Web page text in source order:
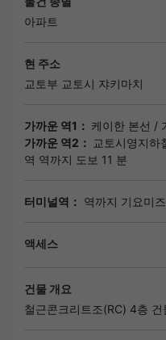
아파트
현 주소
교토부 교토시 쟈키마치
가까운 역1： 케이한 본선 /
가까운 역2： 교토시영지하
역 역까지 도보 11 분
터미널역： 역까지 기요미
액세스
건물 개요
철근콘크리트조(RC) 4층 건